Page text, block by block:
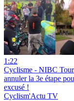
1:22
Cyclisme - NIBC
annuler la 3e étape
excusé !
Cyclism'Actu TV